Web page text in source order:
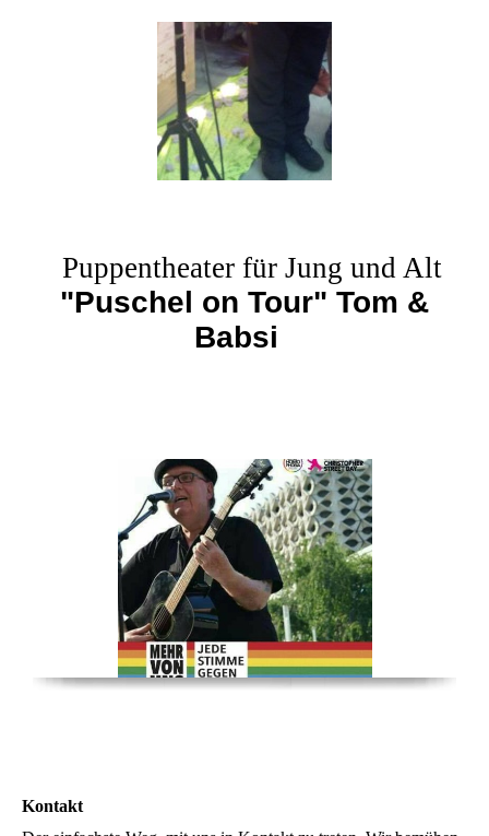
Puppentheater für Jung und Alt
"Puschel on Tour" Tom &
Babsi
Kontakt